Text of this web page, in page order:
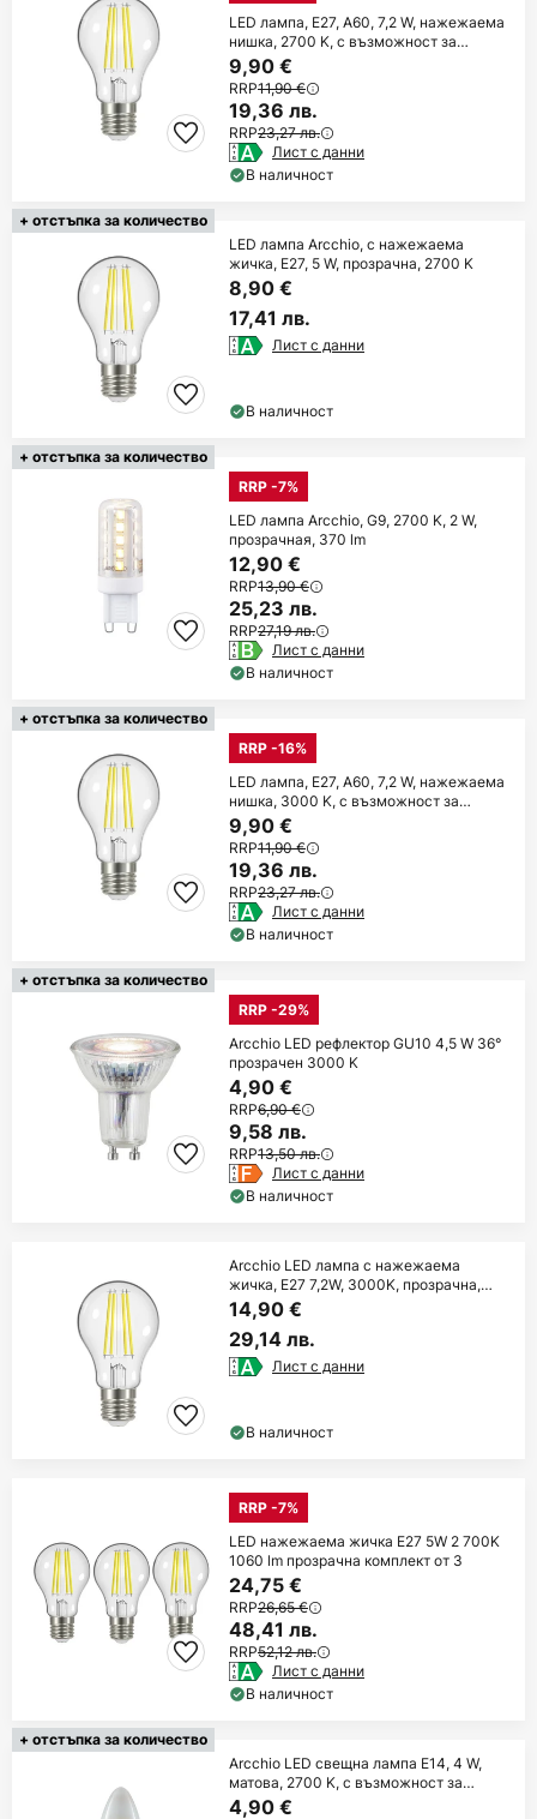
LED лампа, E27, A60, 7,2 W, нажежаема
нишка, 2700 K, с възможност за
регулиране
9,90 €
RRP11,90 €
19,36 лв.
RRP23,27 лв.
Лист с данни
В наличност
+ отстъпка за количество
LED лампа Arcchio, с нажежаема
жичка, E27, 5 W, прозрачна, 2700 K
8,90 €
17,41 лв.
Лист с данни
В наличност
+ отстъпка за количество
RRP -7%
LED лампа Arcchio, G9, 2700 K, 2 W,
прозрачная, 370 lm
12,90 €
RRP13,90 €
25,23 лв.
RRP27,19 лв.
Лист с данни
В наличност
+ отстъпка за количество
RRP -16%
LED лампа, E27, A60, 7,2 W, нажежаема
нишка, 3000 K, с възможност за
регулиране
9,90 €
RRP11,90 €
19,36 лв.
RRP23,27 лв.
Лист с данни
В наличност
+ отстъпка за количество
RRP -29%
Arcchio LED рефлектор GU10 4,5 W 36°
прозрачен 3000 K
4,90 €
RRP6,90 €
9,58 лв.
RRP13,50 лв.
Лист с данни
В наличност
Arcchio LED лампа с нажежаема
жичка, E27 7,2W, 3000K, прозрачна,
1521 lm
14,90 €
29,14 лв.
Лист с данни
В наличност
RRP -7%
LED нажежаема жичка E27 5W 2 700K
1060 lm прозрачна комплект от 3
24,75 €
RRP26,65 €
48,41 лв.
RRP52,12 лв.
Лист с данни
В наличност
+ отстъпка за количество
Arcchio LED свещна лампа E14, 4 W,
матова, 2700 K, с възможност за
регулиране
4,90 €